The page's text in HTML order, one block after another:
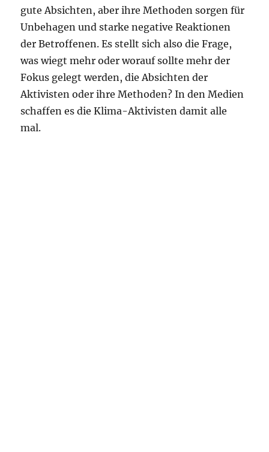
gute Absichten, aber ihre Methoden sorgen für
Unbehagen und starke negative Reaktionen
der Betroffenen. Es stellt sich also die Frage,
was wiegt mehr oder worauf sollte mehr der
Fokus gelegt werden, die Absichten der
Aktivisten oder ihre Methoden? In den Medien
schaffen es die Klima-Aktivisten damit alle
mal.